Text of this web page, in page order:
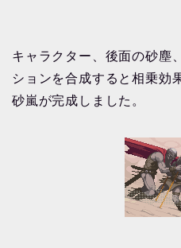
キャラクター、後面の砂塵
ションを合成すると相乗効
砂嵐が完成しました。